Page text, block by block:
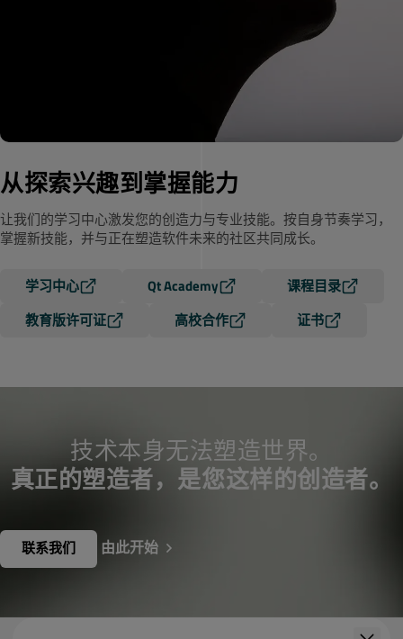
从探索兴趣到掌握能力
让我们的学习中心激发您的创造力与专业技能。按自身节奏学习，
掌握新技能，并与正在塑造软件未来的社区共同成长。
学习中心 Qt Academy
课程目录
教育版许可证
高校合作 证书
技术本身无法塑造世界。
真正的塑造者，是您这样的创造者。
联系我们 由此开始